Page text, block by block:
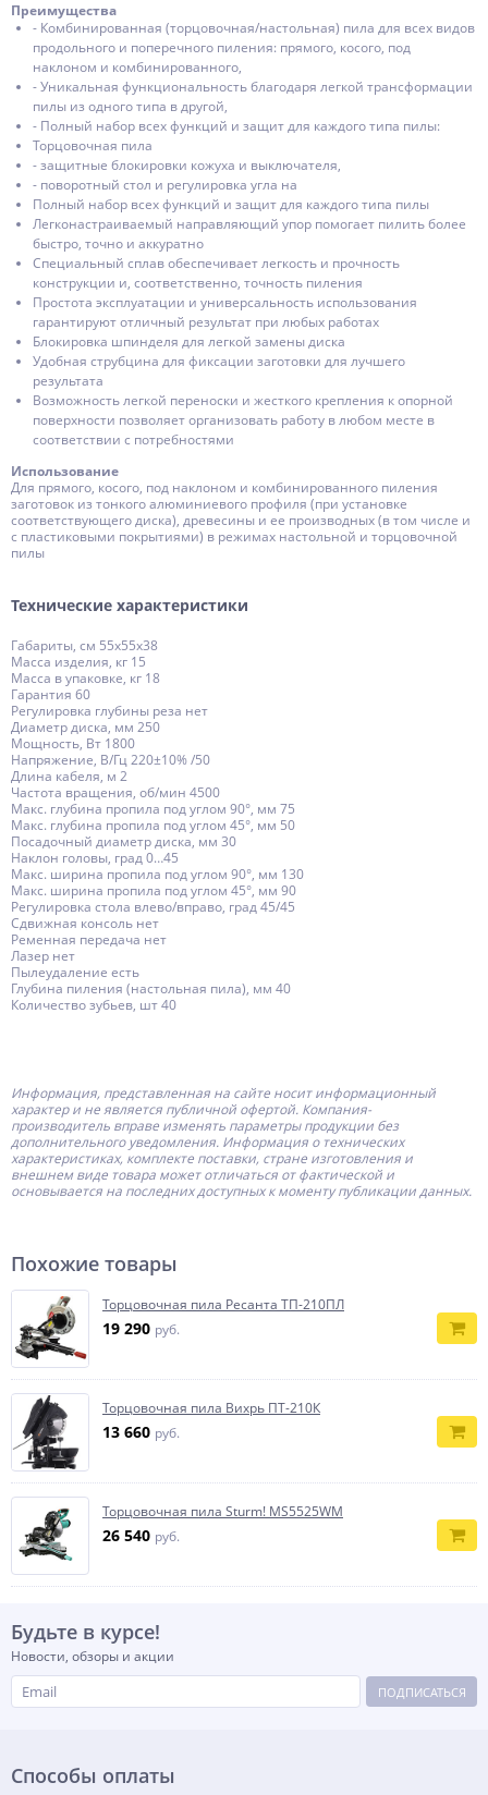
Преимущества
- Комбинированная (торцовочная/настольная) пила для всех видов
продольного и поперечного пиления: прямого, косого, под
наклоном и комбинированного,
- Уникальная функциональность благодаря легкой трансформации
пилы из одного типа в другой,
- Полный набор всех функций и защит для каждого типа пилы:
Торцовочная пила
- защитные блокировки кожуха и выключателя,
- поворотный стол и регулировка угла на
Полный набор всех функций и защит для каждого типа пилы
Легконастраиваемый направляющий упор помогает пилить более
быстро, точно и аккуратно
Специальный сплав обеспечивает легкость и прочность
конструкции и, соответственно, точность пиления
Простота эксплуатации и универсальность использования
гарантируют отличный результат при любых работах
Блокировка шпинделя для легкой замены диска
Удобная струбцина для фиксации заготовки для лучшего
результата
Возможность легкой переноски и жесткого крепления к опорной
поверхности позволяет организовать работу в любом месте в
соответствии с потребностями
Использование
Для прямого, косого, под наклоном и комбинированного пиления
заготовок из тонкого алюминиевого профиля (при установке
соответствующего диска), древесины и ее производных (в том числе и
с пластиковыми покрытиями) в режимах настольной и торцовочной
пилы
Технические характеристики
Габариты, см 55x55x38
Масса изделия, кг 15
Масса в упаковке, кг 18
Гарантия 60
Регулировка глубины реза нет
Диаметр диска, мм 250
Мощность, Вт 1800
Напряжение, В/Гц 220±10% /50
Длина кабеля, м 2
Частота вращения, об/мин 4500
Макс. глубина пропила под углом 90°, мм 75
Макс. глубина пропила под углом 45°, мм 50
Посадочный диаметр диска, мм 30
Наклон головы, град 0…45
Макс. ширина пропила под углом 90°, мм 130
Макс. ширина пропила под углом 45°, мм 90
Регулировка стола влево/вправо, град 45/45
Сдвижная консоль нет
Ременная передача нет
Лазер нет
Пылеудаление есть
Глубина пиления (настольная пила), мм 40
Количество зубьев, шт 40
Информация, представленная на сайте носит информационный
характер и не является публичной офертой. Компания-
производитель вправе изменять параметры продукции без
дополнительного уведомления. Информация о технических
характеристиках, комплекте поставки, стране изготовления и
внешнем виде товара может отличаться от фактической и
основывается на последних доступных к моменту публикации данных.
Похожие товары
Торцовочная пила Ресанта ТП-210ПЛ
19 290 руб.
Торцовочная пила Вихрь ПТ-210К
13 660 руб.
Торцовочная пила Sturm! MS5525WM
26 540 руб.
Будьте в курсе!
Новости, обзоры и акции
ПОДПИСАТЬСЯ
Способы оплаты